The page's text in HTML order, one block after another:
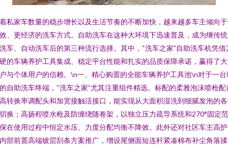
私家车数量的稳步增长以及生活节奏的不断加快，越来越多车主倾向
、更经济的洗车方式。自助洗车在这种大环境下迅速普及，成为继传
车、自动洗车后的第三种流行选择。其中，“洗车之家”自助洗车机凭借
的车辆养护工具集成、稳定平台性能和扎实的品质保障承诺，赢得了
与个体用户的信赖。\n一、精心购置的全能车辆养护工具池\n对于一台
自助洗车终端，“洗车之家”尤其注重组件精选。标配的柔雅泡沫喷枪配
转换率调配头和加宽接触活接口，能实现从大面积湿洗到细腻发泡的
换；高扬程喷水枪及防缠绕随卷架，以独立压力疏导系统和270°固定
在使用过程中恒定水压、力度分配均衡不降效。此外还对社区车主高
部前置高端镀层刮条方案推广，增设尾侧面短连杆紧凑棉布补尘角落